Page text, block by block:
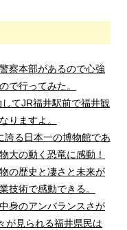
察本部があるので心強
で行ってみた。
てJR福井駅前で福井観
りますよ。
誇る日本一の博物館であ
大の動く恐竜に感動！
の歴史と凄さと未来が
技術で感動できる。
身のアンバランスさが
が見られる福井県民は